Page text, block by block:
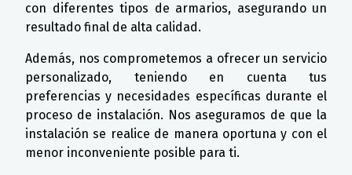
con diferentes tipos de armarios, asegurando un
resultado final de alta calidad.
Además, nos comprometemos a ofrecer un servicio
personalizado, teniendo en cuenta tus
preferencias y necesidades específicas durante el
proceso de instalación. Nos aseguramos de que la
instalación se realice de manera oportuna y con el
menor inconveniente posible para ti.